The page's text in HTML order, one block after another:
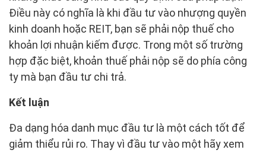
Điều này có nghĩa là khi đầu tư vào nhượng quyền
kinh doanh hoặc REIT, bạn sẽ phải nộp thuế cho
khoản lợi nhuận kiếm được. Trong một số trường
hợp đặc biệt, khoản thuế phải nộp sẽ do phía công
ty mà bạn đầu tư chi trả.
Kết luận
Đa dạng hóa danh mục đầu tư là một cách tốt để
giảm thiểu rủi ro. Thay vì đầu tư vào một hãy xem